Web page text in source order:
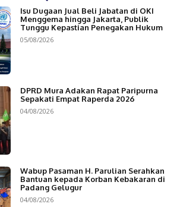
Isu Dugaan Jual Beli Jabatan di OKI
Menggema hingga Jakarta, Publik
Tunggu Kepastian Penegakan Hukum
05/08/2026
DPRD Mura Adakan Rapat Paripurna
Sepakati Empat Raperda 2026
04/08/2026
Wabup Pasaman H. Parulian Serahkan
Bantuan kepada Korban Kebakaran di
Padang Gelugur
04/08/2026